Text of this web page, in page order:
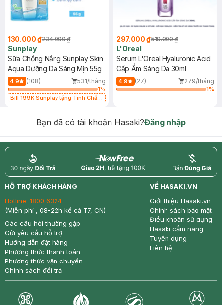
130.000 ₫234.000 ₫
Sunplay
Sữa Chống Nắng Sunplay Skin
Aqua Dưỡng Da Sáng Mịn 55g
4.9 (108)
531/tháng
1%
Bill 199K Sunplay tặng Tinh Chất
297.000 ₫519.000 ₫
L'Oreal
Serum L'Oreal Hyaluronic Acid
Cấp Ẩm Sáng Da 30ml
4.9 (27)
279/tháng
1%
Bạn đã có tài khoản Hasaki?Đăng nhập
return nowfree price
HỖ TRỢ KHÁCH HÀNG
Hotline: 1800 6324
(Miễn phí , 08-22h kể cả T7, CN)
Các câu hỏi thường gặp
Gửi yêu cầu hỗ trợ
Hướng dẫn đặt hàng
Phương thức thanh toán
Phương thức vận chuyển
Chính sách đổi trả
VỀ HASAKI.VN
Giới thiệu Hasaki.vn
Chính sách bảo mật
Điều khoản sử dụng
Hasaki cẩm nang
Tuyển dụng
Liên hệ